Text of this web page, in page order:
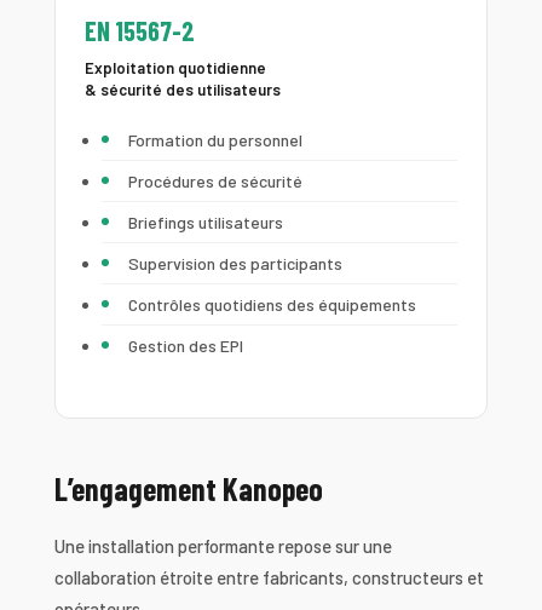
EN 15567-2
Exploitation quotidienne
& sécurité des utilisateurs
Formation du personnel
Procédures de sécurité
Briefings utilisateurs
Supervision des participants
Contrôles quotidiens des équipements
Gestion des EPI
L’engagement Kanopeo
Une installation performante repose sur une
collaboration étroite entre fabricants, constructeurs et